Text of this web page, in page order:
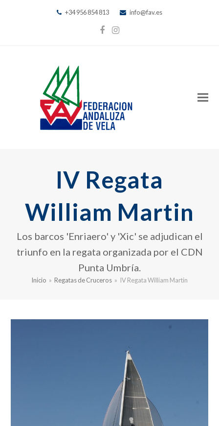
+34 956 854 813 info@fav.es
Facebook
Instagram
IV Regata
William Martin
Los barcos 'Enriaero' y 'Xic' se adjudican el
triunfo en la regata organizada por el CDN
Punta Umbría.
Inicio » Regatas de Cruceros » IV Regata William Martin